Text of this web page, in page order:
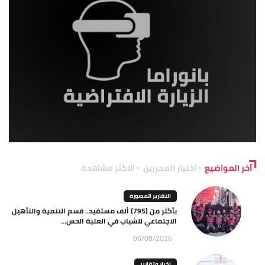
آخر المواضيع اختيار المحررين الاكثر مشاهدة
التقارير المصورة
بأكثر من (795) ألف مستفيد.. قسم التنمية والتأهيل
الاجتماعي للشباب في العتبة الحس...
06/08/2026